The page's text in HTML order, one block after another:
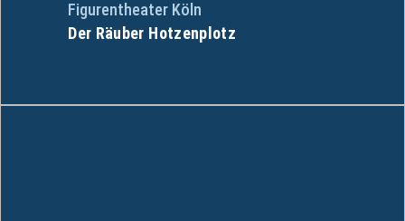
Figurentheater Köln
Der Räuber Hotzenplotz